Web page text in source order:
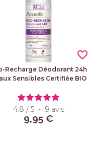
Recharge Déodorant 24h
Sensibles Certifiée BIO
4.8 / 5 - 9 avis
9,95 €
favorite_border